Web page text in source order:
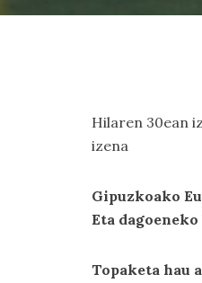
Hilaren 30ean
izena
Gipuzkoako
Eta
Topaketa hau